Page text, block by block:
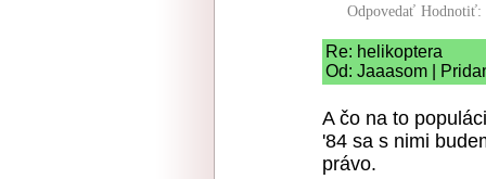
Odpovedať Hodnotiť:
Re: helikoptera
Od: Jaaasom |
A čo na to
'84 sa s nimi
právo.